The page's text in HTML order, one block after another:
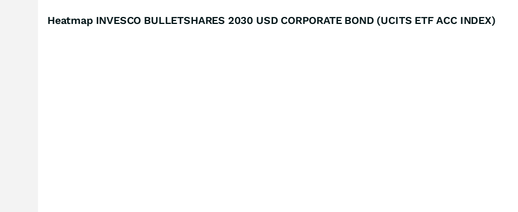
Heatmap INVESCO BULLETSHARES 2030 USD CORPORATE BOND (UCITS ETF ACC INDEX)